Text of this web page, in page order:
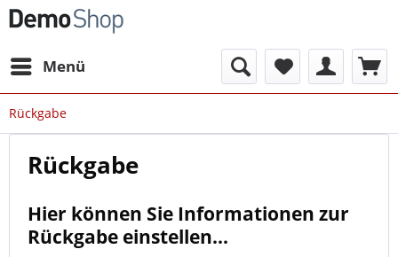
Menü
Rückgabe
Rückgabe
Hier können Sie Informationen zur
Rückgabe einstellen...